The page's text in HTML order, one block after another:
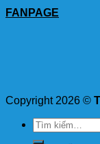
FANPAGE
Copyright 2026 ©
Tìm
kiếm: